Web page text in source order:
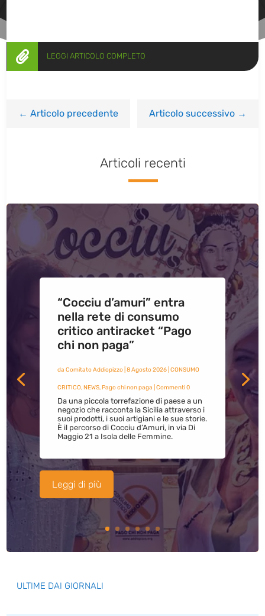
 LEGGI ARTICOLO COMPLETO
←Articolo precedente Articolo successivo→
Articoli recenti
“Cocciu d’amuri” entra
nella rete di consumo
critico antiracket “Pago
chi non paga”
da Comitato Addiopizzo| 8 Agosto 2026| CONSUMO
CRITICO,NEWS,Pago chi non paga | Commenti 0
Da una piccola torrefazione di paese a un
negozio che racconta la Sicilia attraverso i
suoi prodotti, i suoi artigiani e le sue storie.
È il percorso di Cocciu d’Amuri, in via Di
Maggio 21 a Isola delle Femmine.
Leggi di più
ULTIME DAI GIORNALI